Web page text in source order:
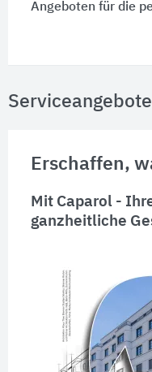
Angeboten für die
Erschaffen,
Mit Caparol -
ganzheitliche